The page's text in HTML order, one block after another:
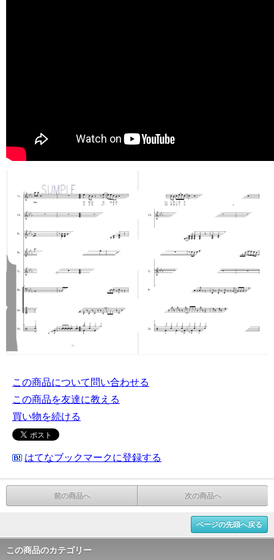
この商品について問い合わせる
この商品を友達に教える
買い物を続ける
はてなブックマークに登録する
前の商品へ 次の商品へ
ページの先頭へ戻る
この商品のカテゴリー